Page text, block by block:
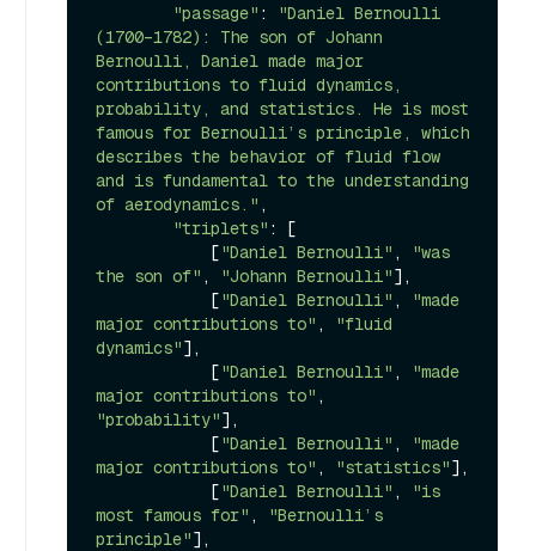
"passage" :
"Daniel Bernoulli
(1700–1782): The son of Johann
Bernoulli, Daniel made major
contributions to fluid dynamics,
probability, and statistics. He is most
famous for Bernoulli’s principle, which
describes the behavior of fluid flow
and is fundamental to the understanding
of aerodynamics." ,
"triplets" : [
            [
"Daniel Bernoulli" ,
"was
the son of" , "Johann Bernoulli"],
            [
"Daniel Bernoulli" ,
"made
major contributions to" ,
"fluid
dynamics"],
            [
"Daniel Bernoulli" ,
"made
major contributions to"
"probability"],
            [
"Daniel Bernoulli" ,
"made
major contributions to" , "statistics"],
            [
"Daniel Bernoulli" ,
"is
most famous for" ,
"Bernoulli’s
principle"],